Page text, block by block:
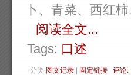
卜、青菜、西红
阅读全文...
Tags: 口述
分类:图文记录 固定链接 评论: